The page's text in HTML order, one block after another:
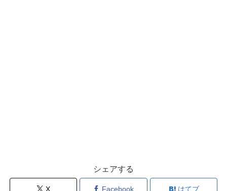
シェアする
X Facebook はてブ